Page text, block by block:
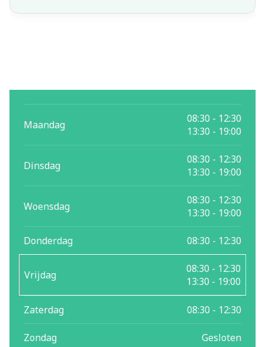
Maandag
08:30 - 12:30
13:30 - 19:00
Dinsdag
08:30 - 12:30
13:30 - 19:00
Woensdag
08:30 - 12:30
13:30 - 19:00
Donderdag 08:30 - 12:30
Vrijdag
08:30 - 12:30
13:30 - 19:00
Zaterdag 08:30 - 12:30
Zondag Gesloten